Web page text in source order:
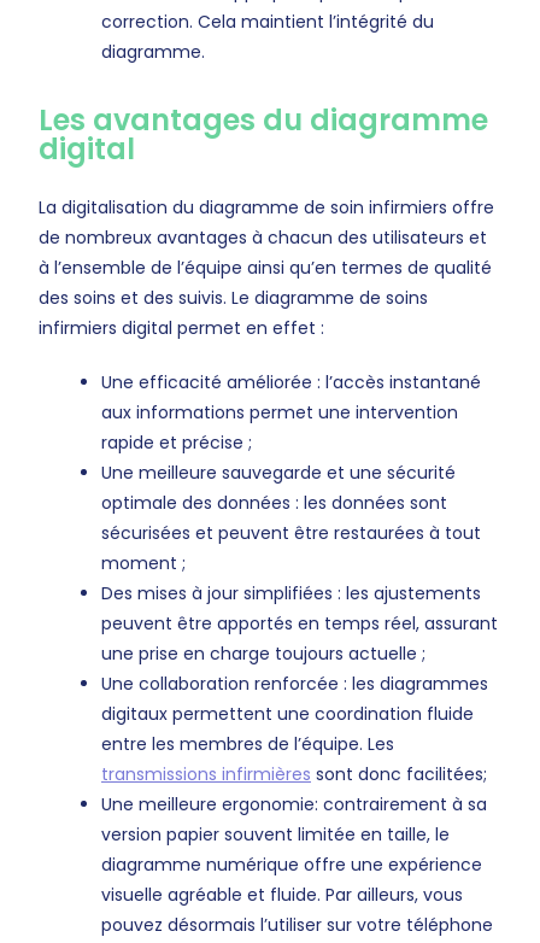
correction. Cela maintient l’intégrité du
diagramme.
Les avantages du diagramme
digital
La digitalisation du diagramme de soin infirmiers offre
de nombreux avantages à chacun des utilisateurs et
à l’ensemble de l’équipe ainsi qu’en termes de qualité
des soins et des suivis. Le diagramme de soins
infirmiers digital permet en effet :
Une efficacité améliorée : l’accès instantané
aux informations permet une intervention
rapide et précise ;
Une meilleure sauvegarde et une sécurité
optimale des données : les données sont
sécurisées et peuvent être restaurées à tout
moment ;
Des mises à jour simplifiées : les ajustements
peuvent être apportés en temps réel, assurant
une prise en charge toujours actuelle ;
Une collaboration renforcée : les diagrammes
digitaux permettent une coordination fluide
entre les membres de l’équipe. Les
transmissions infirmières sont donc facilitées;
Une meilleure ergonomie: contrairement à sa
version papier souvent limitée en taille, le
diagramme numérique offre une expérience
visuelle agréable et fluide. Par ailleurs, vous
pouvez désormais l’utiliser sur votre téléphone